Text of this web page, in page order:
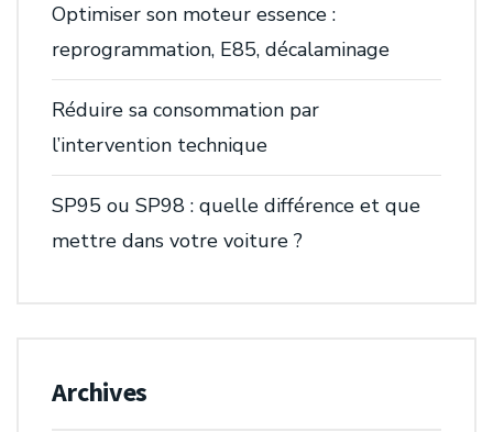
Optimiser son moteur essence :
reprogrammation, E85, décalaminage
Réduire sa consommation par
l’intervention technique
SP95 ou SP98 : quelle différence et que
mettre dans votre voiture ?
Archives